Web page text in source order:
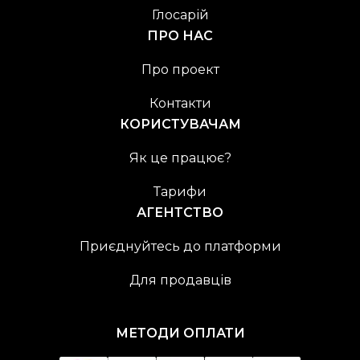
Глосарій
ПРО НАС
Про проект
Контакти
КОРИСТУВАЧАМ
Як це працює?
Тарифи
АГЕНТСТВО
Приєднуйтесь до платформи
Для продавців
МЕТОДИ ОПЛАТИ